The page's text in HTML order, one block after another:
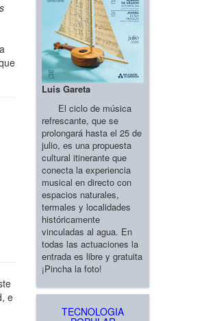
e
Luis Gareta
El ciclo de música
refrescante, que se
prolongará hasta el 25 de
julio, es una propuesta
cultural itinerante que
conecta la experiencia
musical en directo con
espacios naturales,
termales y localidades
históricamente
vinculadas al agua. En
todas las actuaciones la
entrada es libre y gratuita
¡Pincha la foto!
TECNOLOGIA